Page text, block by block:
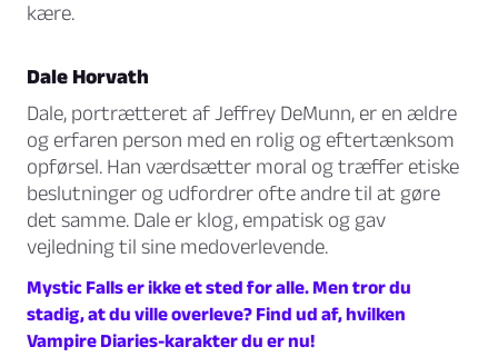
kære.
Dale Horvath
Dale, portrætteret af Jeffrey DeMunn, er en ældre
og erfaren person med en rolig og eftertænksom
opførsel. Han værdsætter moral og træffer etiske
beslutninger og udfordrer ofte andre til at gøre
det samme. Dale er klog, empatisk og gav
vejledning til sine medoverlevende.
Mystic Falls er ikke et sted for alle. Men tror du
stadig, at du ville overleve? Find ud af, hvilken
Vampire Diaries-karakter du er nu!